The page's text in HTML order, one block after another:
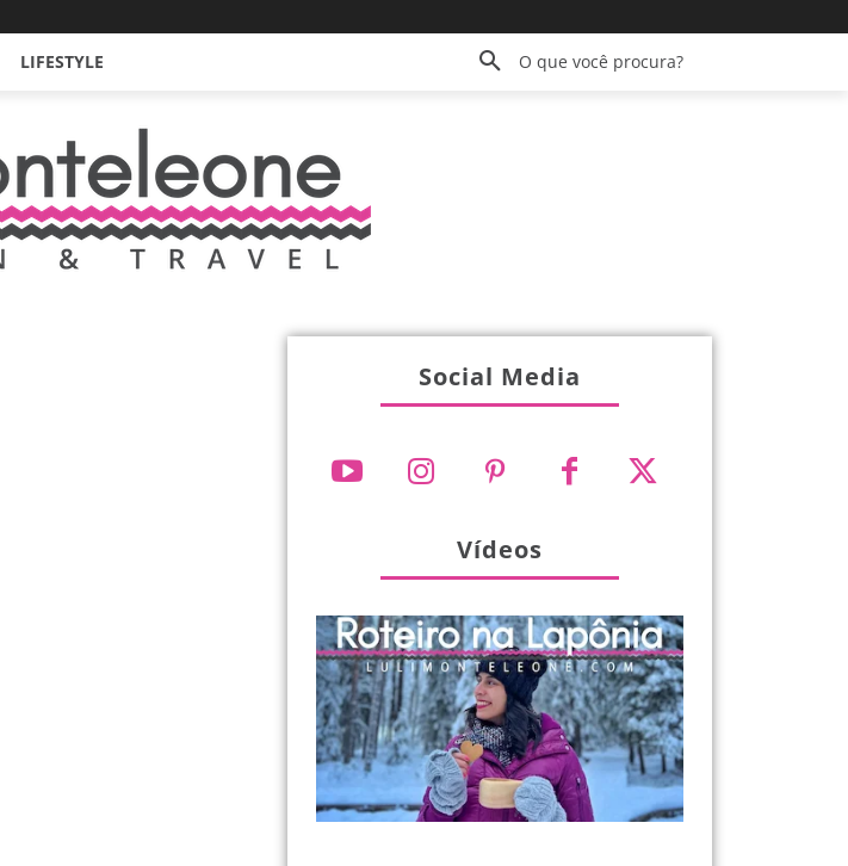
LIFESTYLE O que você procura?
Social Media
Vídeos